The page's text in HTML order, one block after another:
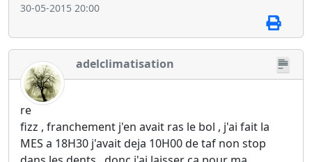
30-05-2015 20:00
adelclimatisation
re
fizz , franchement j'en avait ras le bol , j'ai fait la
MES a 18H30 j'avait deja 10H00 de taf non stop